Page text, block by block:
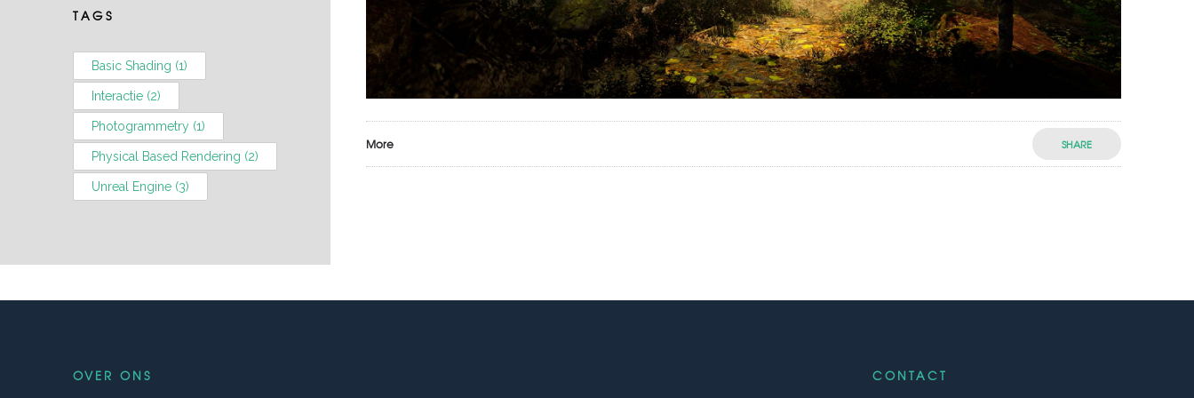
More SHARE
TAGS
Basic Shading (1)
Interactie (2)
Photogrammetry (1)
Physical Based Rendering (2)
Unreal Engine (3)
OVER ONS CONTACT